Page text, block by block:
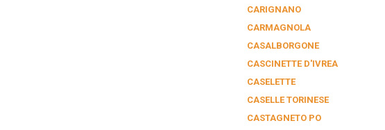
CARIGNANO
CARMAGNOLA
CASALBORGONE
CASCINETTE D'IVREA
CASELETTE
CASELLE TORINESE
CASTAGNETO PO